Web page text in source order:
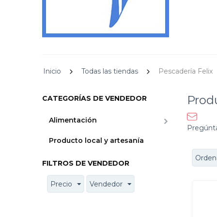
Inicio Todas las tiendas Pescadería Felix
CATEGORÍAS DE VENDEDOR
Alimentación
Producto local y artesanía
FILTROS DE VENDEDOR
Precio Vendedor